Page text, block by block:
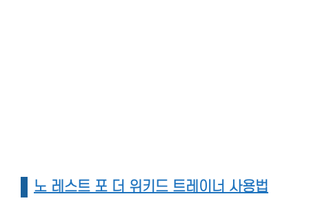
노 레스트 포 더 위키드 트레이너 사용법